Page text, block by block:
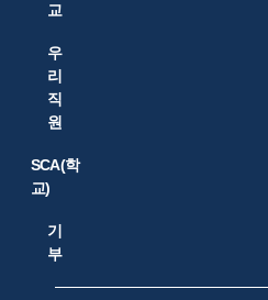
교
우
리
직
원
SCA(학
교)
기
부